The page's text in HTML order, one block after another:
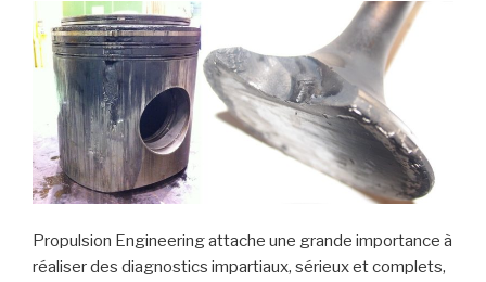
Propulsion Engineering attache une grande importance à
réaliser des diagnostics impartiaux, sérieux et complets,